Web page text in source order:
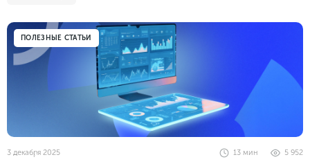
ПОЛЕЗНЫЕ СТАТЬИ
3 декабря 2025 5 952
13 мин